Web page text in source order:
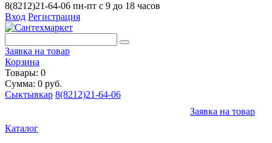
8(8212)21-64-06 пн-пт с 9 до 18 часов
Вход Регистрация
Заявка на товар
Корзина
Товары: 0
Сумма: 0 руб.
Сыктывкар 8(8212)21-64-06
Заявка на товар
Каталог